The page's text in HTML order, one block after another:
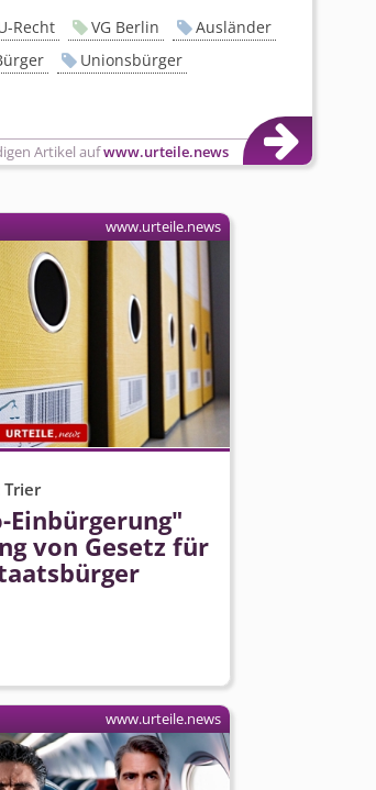
Artikel aufwww.urteile.news
Recht VG Berlin
Ausländer
Unionsbürger
Einbürgerung"
von Gesetz für
www.urteile.news
www.urteile.news